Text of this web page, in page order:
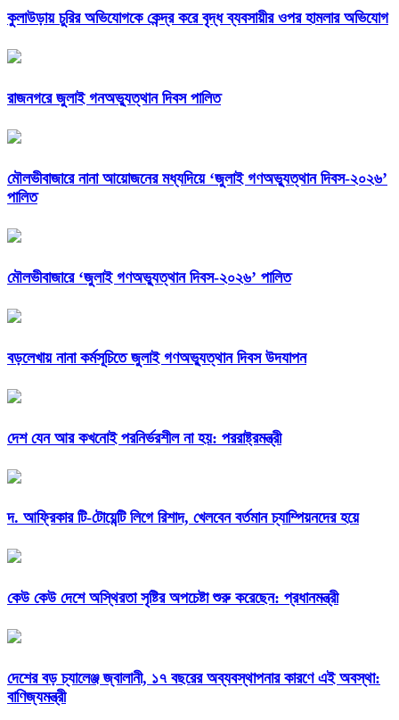
কুলাউড়ায় চুরির অভিযোগকে কেন্দ্র করে বৃদ্ধ ব্যবসায়ীর ওপর হামলার অভিযোগ
রাজনগরে জুলাই গনঅভ্যুত্থান দিবস পালিত
মৌলভীবাজারে নানা আয়োজনের মধ্যদিয়ে ‘জুলাই গণঅভ্যুত্থান দিবস-২০২৬’
পালিত
মৌলভীবাজারে ‘জুলাই গণঅভ্যুত্থান দিবস-২০২৬’ পালিত
বড়লেখায় নানা কর্মসূচিতে জুলাই গণঅভ্যুত্থান দিবস উদযাপন
দেশ যেন আর কখনোই পরনির্ভরশীল না হয়: পররাষ্ট্রমন্ত্রী
দ. আফ্রিকার টি-টোয়েন্টি লিগে রিশাদ, খেলবেন বর্তমান চ্যাম্পিয়নদের হয়ে
কেউ কেউ দেশে অস্থিরতা সৃষ্টির অপচেষ্টা শুরু করেছেন: প্রধানমন্ত্রী
দেশের বড় চ্যালেঞ্জ জ্বালানী, ১৭ বছরের অব্যবস্থাপনার কারণে এই অবস্থা:
বাণিজ্যমন্ত্রী